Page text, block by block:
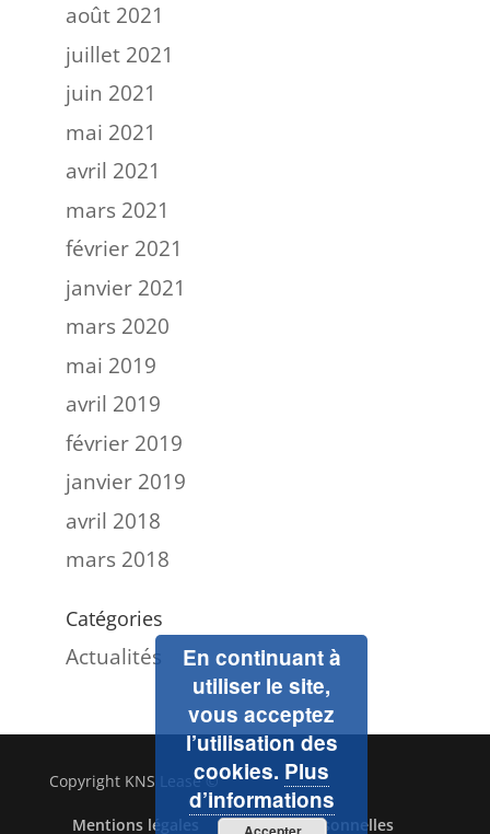
août 2021
juillet 2021
juin 2021
mai 2021
avril 2021
mars 2021
février 2021
janvier 2021
mars 2020
mai 2019
avril 2019
février 2019
janvier 2019
avril 2018
mars 2018
Catégories
Actualités
Copyright KNS Lease ©
Mentions légales Données personnelles
En continuant à
utiliser le site,
vous acceptez
l’utilisation des
cookies. Plus
d’informations